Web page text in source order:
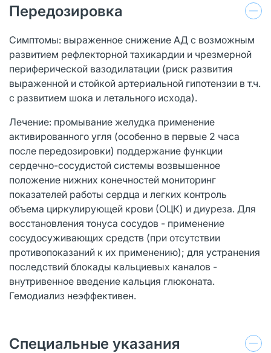
Передозировка
Симптомы: выраженное снижение АД с возможным
развитием рефлекторной тахикардии и чрезмерной
периферической вазодилатации (риск развития
выраженной и стойкой артериальной гипотензии в т.ч.
с развитием шока и летального исхода).
Лечение: промывание желудка применение
активированного угля (особенно в первые 2 часа
после передозировки) поддержание функции
сердечно-сосудистой системы возвышенное
положение нижних конечностей мониторинг
показателей работы сердца и легких контроль
объема циркулирующей крови (ОЦК) и диуреза. Для
восстановления тонуса сосудов - применение
сосудосуживающих средств (при отсутствии
противопоказаний к их применению); для устранения
последствий блокады кальциевых каналов -
внутривенное введение кальция глюконата.
Гемодиализ неэффективен.
Специальные указания